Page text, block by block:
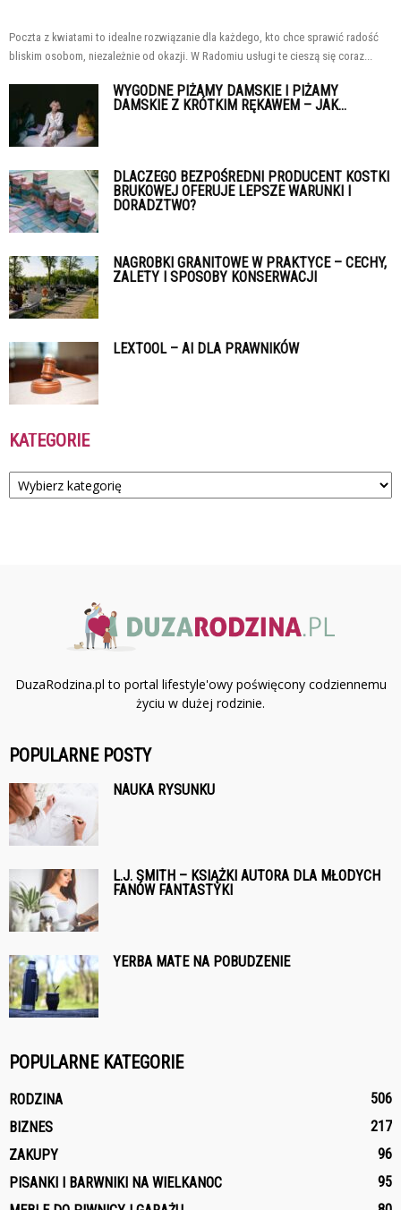
Poczta z kwiatami to idealne rozwiązanie dla każdego, kto chce sprawić radość
bliskim osobom, niezależnie od okazji. W Radomiu usługi te cieszą się coraz...
WYGODNE PIŻAMY DAMSKIE I PIŻAMY
DAMSKIE Z KRÓTKIM RĘKAWEM – JAK...
DLACZEGO BEZPOŚREDNI PRODUCENT KOSTKI
BRUKOWEJ OFERUJE LEPSZE WARUNKI I
DORADZTWO?
NAGROBKI GRANITOWE W PRAKTYCE – CECHY,
ZALETY I SPOSOBY KONSERWACJI
LEXTOOL – AI DLA PRAWNIKÓW
KATEGORIE
Kategorie
DuzaRodzina.pl to portal lifestyle'owy poświęcony codziennemu
życiu w dużej rodzinie.
POPULARNE POSTY
NAUKA RYSUNKU
L.J. SMITH – KSIĄŻKI AUTORA DLA MŁODYCH
FANÓW FANTASTYKI
YERBA MATE NA POBUDZENIE
POPULARNE KATEGORIE
RODZINA
506
BIZNES
217
ZAKUPY
96
PISANKI I BARWNIKI NA WIELKANOC
95